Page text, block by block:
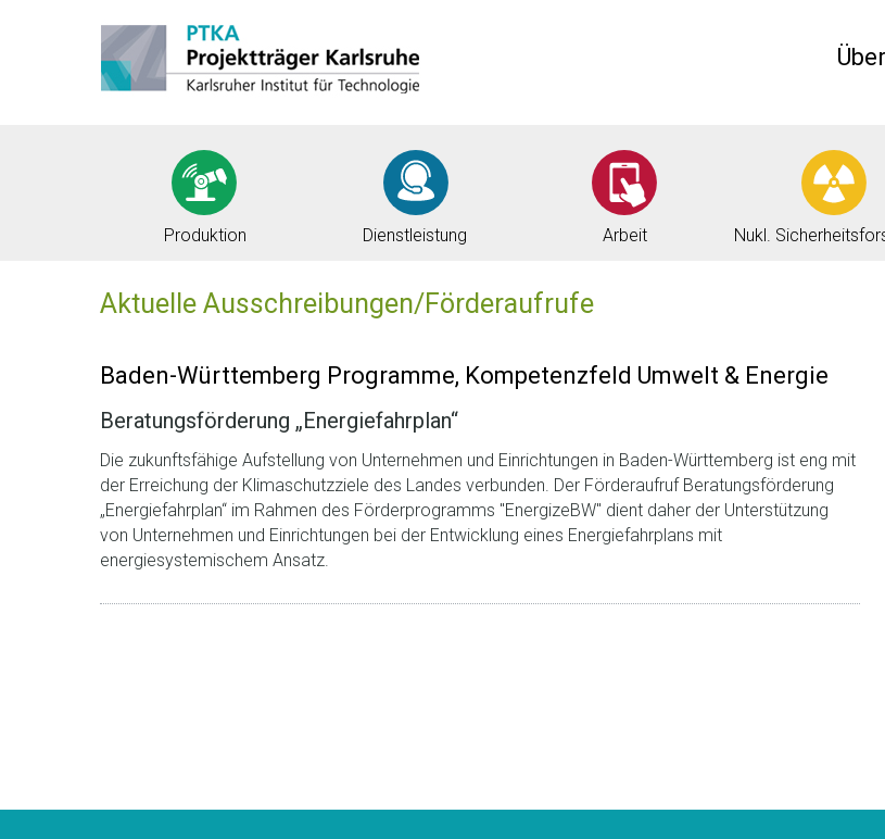
Projektträger
Karlsruhe
Produktion Dienstleistung Arbeit Nukl.
Aktuelle Ausschreibungen/Förderaufrufe
Baden-Württemberg Programme, Kompetenzfeld Umwelt & Energie
Beratungsförderung „Energiefahrplan“
Die zukunftsfähige Aufstellung von Unternehmen und Einrichtungen in Baden-Württemberg ist eng mit
der Erreichung der Klimaschutzziele des Landes verbunden. Der Förderaufruf Beratungsförderung
„Energiefahrplan“ im Rahmen des Förderprogramms "EnergizeBW" dient daher der Unterstützung
von Unternehmen und Einrichtungen bei der Entwicklung eines Energiefahrplans mit
energiesystemischem Ansatz.
Karlsruhe